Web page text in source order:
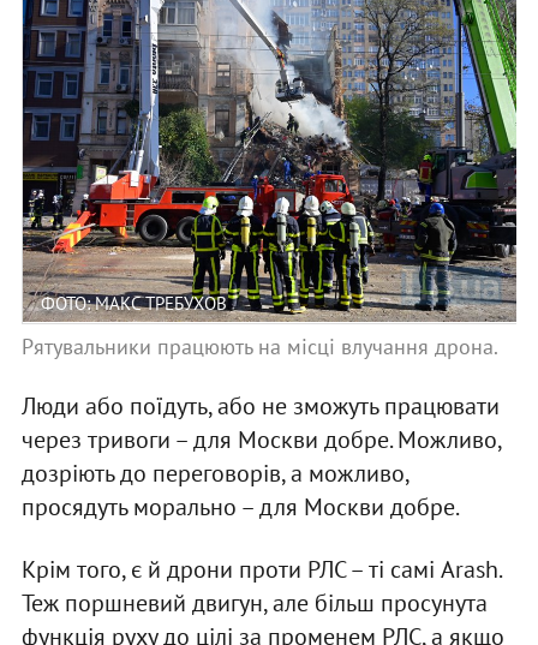
ФОТО: МАКС ТРЕБУХОВ
Рятувальники працюють на місці влучання дрона.
Люди або поїдуть, або не зможуть працювати
через тривоги – для Москви добре. Можливо,
дозріють до переговорів, а можливо,
просядуть морально – для Москви добре.
Крім того, є й дрони проти РЛС – ті самі Arash.
Теж поршневий двигун, але більш просунута
функція руху до цілі за променем РЛС, а якщо